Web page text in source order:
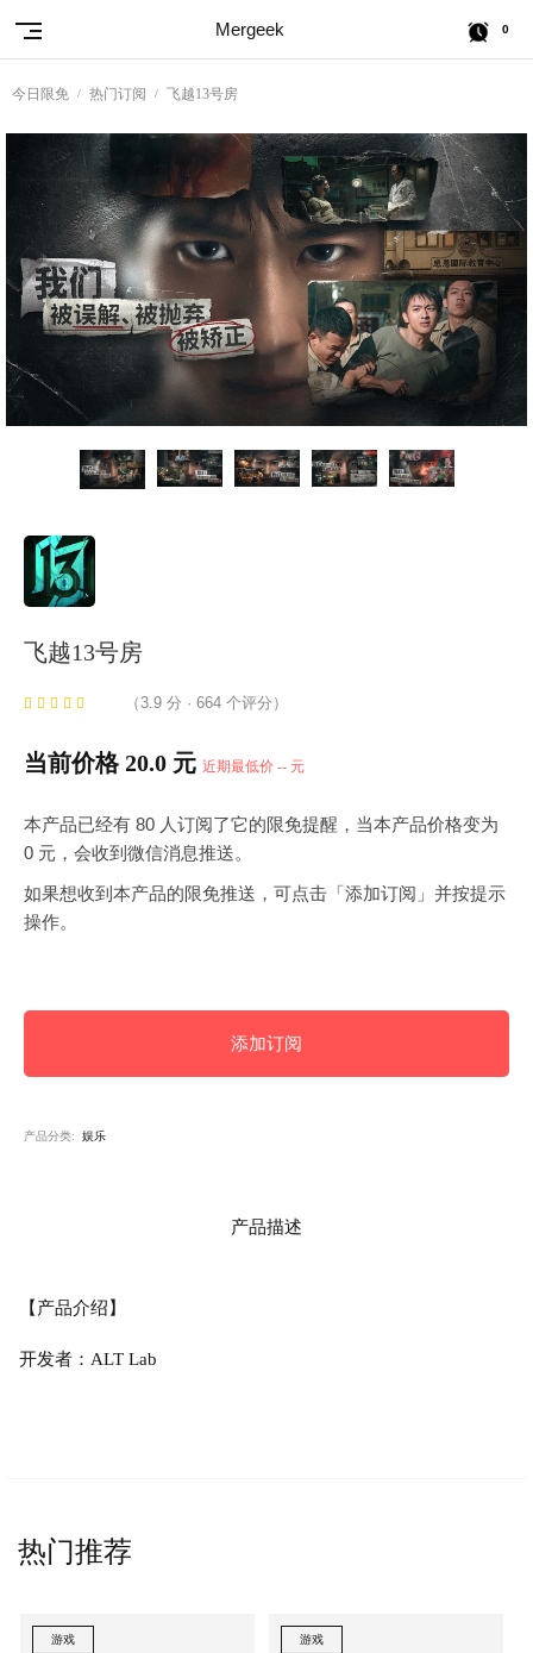
Mergeek 0
今日限免 热门订阅 飞越13号房
飞越13号房
（3.9 分 · 664 个评分）
当前价格 20.0 元 近期最低价 -- 元
本产品已经有 80 人订阅了它的限免提醒，当本产品价格变为
0 元，会收到微信消息推送。
如果想收到本产品的限免推送，可点击「添加订阅」并按提示
操作。
添加订阅
产品分类: 娱乐
产品描述
【产品介绍】
开发者：ALT Lab
热门推荐
游戏 游戏